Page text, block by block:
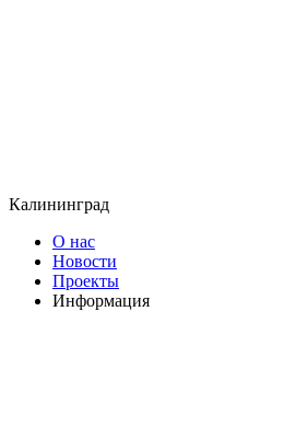
Калининград
О нас
Новости
Проекты
Информация